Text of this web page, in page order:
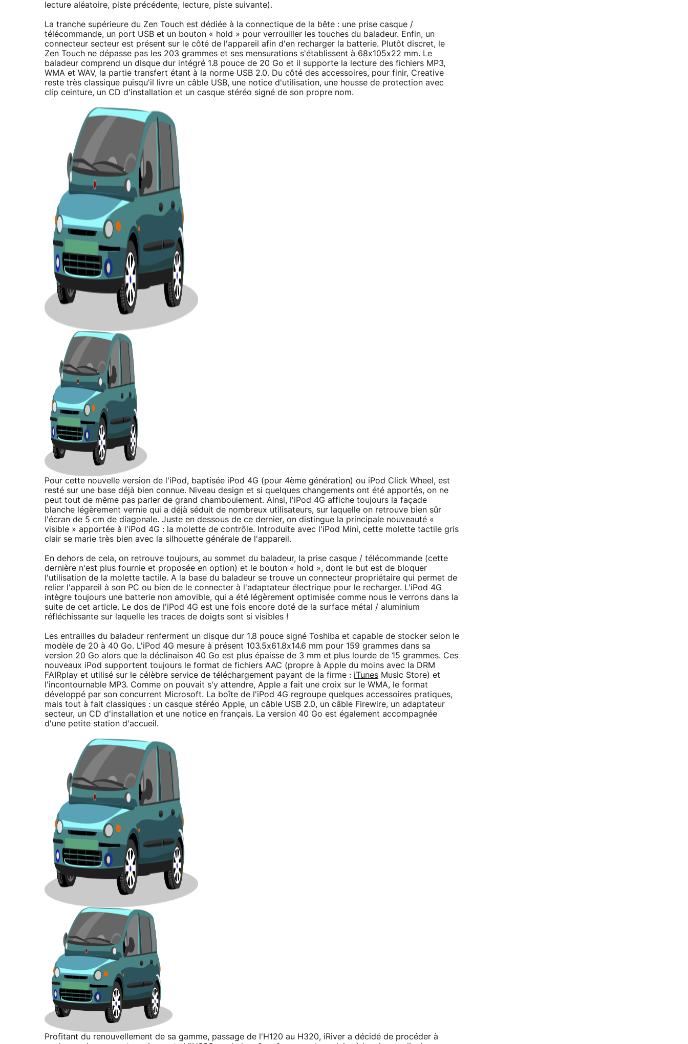
lecture aléatoire, piste précédente, lecture, piste suivante).
La tranche supérieure du Zen Touch est dédiée à la connectique de la bête : une prise casque /
télécommande, un port USB et un bouton « hold » pour verrouiller les touches du baladeur. Enfin, un
connecteur secteur est présent sur le côté de l'appareil afin d'en recharger la batterie. Plutôt discret, le
Zen Touch ne dépasse pas les 203 grammes et ses mensurations s'établissent à 68x105x22 mm. Le
baladeur comprend un disque dur intégré 1.8 pouce de 20 Go et il supporte la lecture des fichiers MP3,
WMA et WAV, la partie transfert étant à la norme USB 2.0. Du côté des accessoires, pour finir, Creative
reste très classique puisqu'il livre un câble USB, une notice d'utilisation, une housse de protection avec
clip ceinture, un CD d'installation et un casque stéréo signé de son propre nom.
Pour cette nouvelle version de l'iPod, baptisée iPod 4G (pour 4ème génération) ou iPod Click Wheel, est
resté sur une base déjà bien connue. Niveau design et si quelques changements ont été apportés, on ne
peut tout de même pas parler de grand chamboulement. Ainsi, l'iPod 4G affiche toujours la façade
blanche légèrement vernie qui a déjà séduit de nombreux utilisateurs, sur laquelle on retrouve bien sûr
l'écran de 5 cm de diagonale. Juste en dessous de ce dernier, on distingue la principale nouveauté «
visible » apportée à l'iPod 4G : la molette de contrôle. Introduite avec l'iPod Mini, cette molette tactile gris
clair se marie très bien avec la silhouette générale de l'appareil.
En dehors de cela, on retrouve toujours, au sommet du baladeur, la prise casque / télécommande (cette
dernière n'est plus fournie et proposée en option) et le bouton « hold », dont le but est de bloquer
l'utilisation de la molette tactile. A la base du baladeur se trouve un connecteur propriétaire qui permet de
relier l'appareil à son PC ou bien de le connecter à l'adaptateur électrique pour le recharger. L'iPod 4G
intègre toujours une batterie non amovible, qui a été légèrement optimisée comme nous le verrons dans la
suite de cet article. Le dos de l'iPod 4G est une fois encore doté de la surface métal / aluminium
réfléchissante sur laquelle les traces de doigts sont si visibles !
Les entrailles du baladeur renferment un disque dur 1.8 pouce signé Toshiba et capable de stocker selon le
modèle de 20 à 40 Go. L'iPod 4G mesure à présent 103.5x61.8x14.6 mm pour 159 grammes dans sa
version 20 Go alors que la déclinaison 40 Go est plus épaisse de 3 mm et plus lourde de 15 grammes. Ces
nouveaux iPod supportent toujours le format de fichiers AAC (propre à Apple du moins avec la DRM
FAIRplay et utilisé sur le célèbre service de téléchargement payant de la firme : iTunes Music Store) et
l'incontournable MP3. Comme on pouvait s'y attendre, Apple a fait une croix sur le WMA, le format
développé par son concurrent Microsoft. La boîte de l'iPod 4G regroupe quelques accessoires pratiques,
mais tout à fait classiques : un casque stéréo Apple, un câble USB 2.0, un câble Firewire, un adaptateur
secteur, un CD d'installation et une notice en français. La version 40 Go est également accompagnée
d'une petite station d'accueil.
Profitant du renouvellement de sa gamme, passage de l'H120 au H320, iRiver a décidé de procéder à